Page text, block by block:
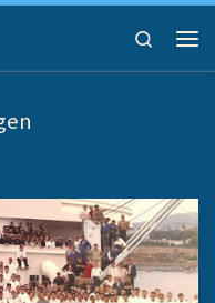
Search